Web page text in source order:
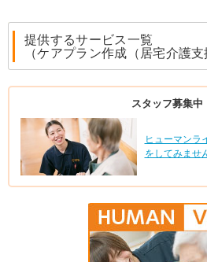
提供するサービス一覧
（ケアプラン作成（居宅介護支
スタッフ募集中
ヒューマンラ
をしてみませ